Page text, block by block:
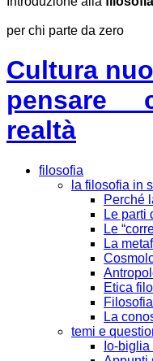
per chi parte da zero
Cultura
pensare
realtà
filosofia
la filosofia in
Perché
Le parti
Le
La
Etica
La
temi e
Io-